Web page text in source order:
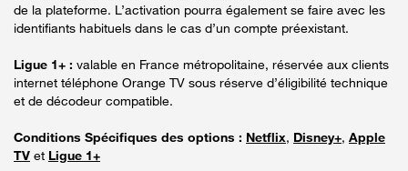
de la plateforme. L’activation pourra également se faire avec les
identifiants habituels dans le cas d’un compte préexistant.
Ligue 1+ : valable en France métropolitaine, réservée aux clients
internet téléphone Orange TV sous réserve d’éligibilité technique
et de décodeur compatible.
Conditions Spécifiques des options : Netflix, Disney+, Apple
TV et Ligue 1+